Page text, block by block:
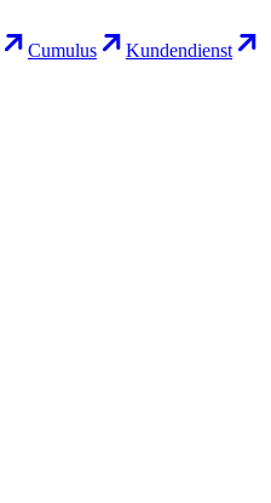
Cumulus Kundendienst